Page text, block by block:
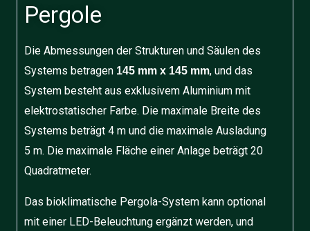
Pergole
Die Abmessungen der Strukturen und Säulen des
Systems betragen 145 mm x 145 mm, und das
System besteht aus exklusivem Aluminium mit
elektrostatischer Farbe. Die maximale Breite des
Systems beträgt 4 m und die maximale Ausladung
5 m. Die maximale Fläche einer Anlage beträgt 20
Quadratmeter.
Das bioklimatische Pergola-System kann optional
mit einer LED-Beleuchtung ergänzt werden, und